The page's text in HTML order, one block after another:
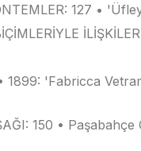
127 •
'Fabricca
150 • Paşabahçe